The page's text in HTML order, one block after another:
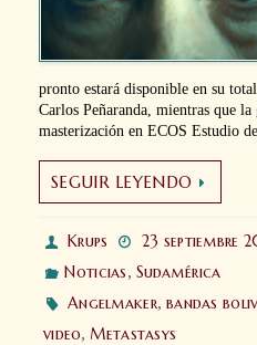
pronto estará disponible en su
Carlos Peñaranda, mientras que
masterización en ECOS Estudio
SEGUIR LEYENDO
Krups
23 septiembre
Noticias, Sudamérica
Angelmaker, bandas
video, Metastasys